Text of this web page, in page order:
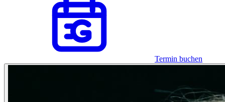
Termin buchen